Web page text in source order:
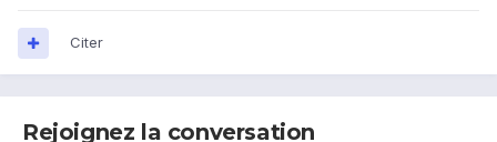
Citer
Rejoignez la conversation